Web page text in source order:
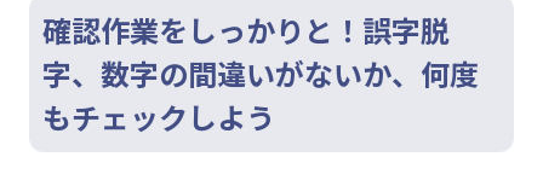
確認作業をしっかりと！誤字脱
字、数字の間違いがないか、何度
もチェックしよう